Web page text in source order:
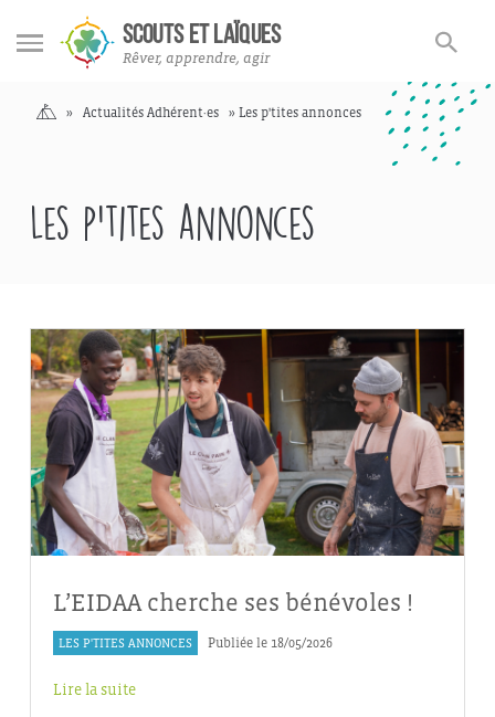
SCOUTS ET LAÏQUES
Rêver, apprendre, agir
Rechercher
sur
Accueil
» Actualités Adhérent·es » Les p'tites annonces
Les p'tites annonces
L’EIDAA cherche ses bénévoles !
LES P'TITES ANNONCES Publiée le 18/05/2026
Lire la suite